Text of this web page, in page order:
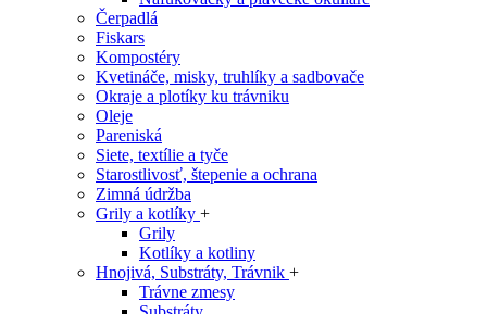
Čerpadlá
Fiskars
Kompostéry
Kvetináče, misky, truhlíky a sadbovače
Okraje a plotíky ku trávniku
Oleje
Pareniská
Siete, textílie a tyče
Starostlivosť, štepenie a ochrana
Zimná údržba
Grily a kotlíky +
Grily
Kotlíky a kotliny
Hnojivá, Substráty, Trávnik +
Trávne zmesy